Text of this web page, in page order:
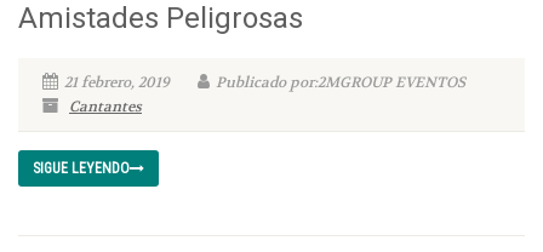
Amistades Peligrosas
21 febrero, 2019
Publicado por:2MGROUP EVENTOS
Cantantes
SIGUE LEYENDO